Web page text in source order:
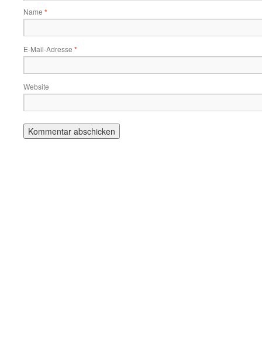
Name *
E-Mail-Adresse *
Website